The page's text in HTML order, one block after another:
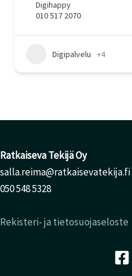
Digihappy
010 517 2070
Digipalvelu +4
Ratkaiseva Tekijä Oy
salla.reima@ratkaisevatekija.fi
050 548 5328
Rekisteri- ja tietosuojaseloste